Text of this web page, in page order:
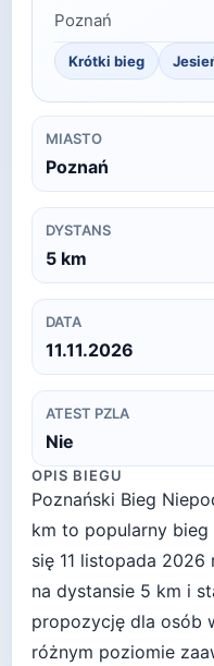
Poznań
Krótki bieg
MIASTO
Poznań
DYSTANS
5 km
DATA
11.11.2026
ATEST PZLA
Nie
OPIS BIEGU
Poznański Bieg
km to popularny
się 11 listopada
na dystansie 5 km i
propozycję dla osób
różnym poziomie